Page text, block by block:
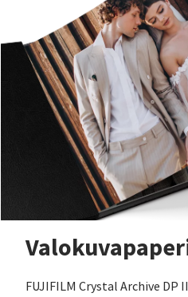
FUJIFILM Crystal Archive